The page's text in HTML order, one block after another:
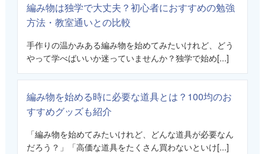
編み物は独学で大丈夫？初心者におすすめの勉強
方法・教室通いとの比較
手作りの温かみある編み物を始めてみたいけれど、どう
やって学べばいいか迷っていませんか？独学で始め[...]
編み物を始める時に必要な道具とは？100均のお
すすめグッズも紹介
「編み物を始めてみたいけれど、どんな道具が必要なん
だろう？」「高価な道具をたくさん買わないといけ[...]